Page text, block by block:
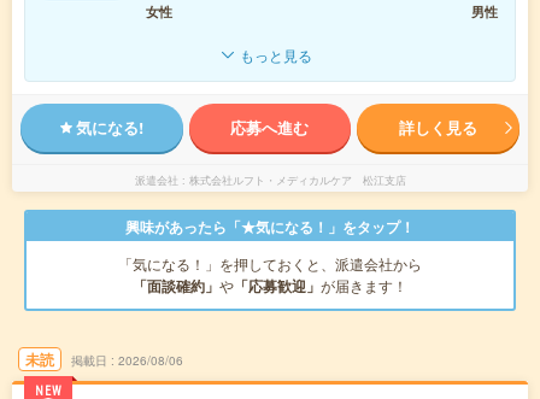
女性
男性
もっと見る
気になる! 応募へ進む 詳しく見る
派遣会社 株式会社ルフト・メディカルケア 松江支店
興味があったら「★気になる！」をタップ！
「気になる！」を押しておくと、派遣会社から
「面談確約」 や 「応募歓迎」 が届きます！
未読
NEW
掲載日 2026/08/06